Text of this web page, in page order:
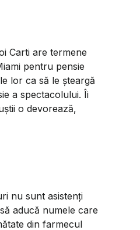
Carti are termene
pentru pensie
lor ca să le șteargă
a spectacolului. Îi
o devorează,
nu sunt asistenți
aducă numele care
din farmecul